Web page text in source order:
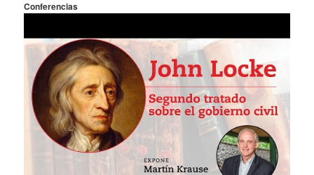
Conferencias